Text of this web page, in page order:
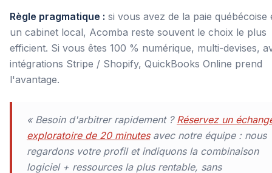
Règle pragmatique : si vous avez de la paie québécoise
un cabinet local, Acomba reste souvent le choix le plus
efficient. Si vous êtes 100 % numérique, multi-devises,
intégrations Stripe / Shopify, QuickBooks Online prend
l'avantage.
« Besoin d'arbitrer rapidement ? Réservez un
exploratoire de 20 minutesavec notre équipe : nous
regardons votre profil et indiquons la combinaison
logiciel + ressources la plus rentable, sans